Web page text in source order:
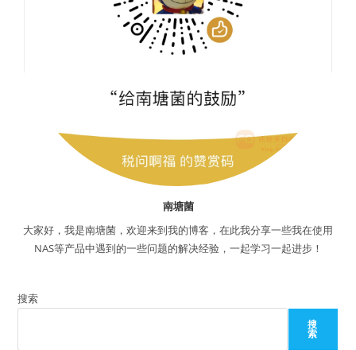
南塘菌
大家好，我是南塘菌，欢迎来到我的博客，在此我分享一些我在使用
NAS等产品中遇到的一些问题的解决经验，一起学习一起进步！
搜索
搜
索